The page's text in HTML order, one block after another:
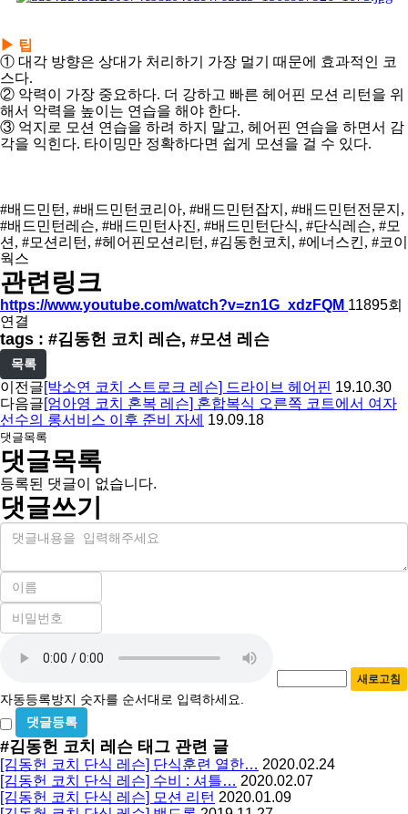
▶ 팁
① 대각 방향은 상대가 처리하기 가장 멀기 때문에 효과적인 코
스다.
② 악력이 가장 중요하다. 더 강하고 빠른 헤어핀 모션 리턴을 위
해서 악력을 높이는 연습을 해야 한다.
③ 억지로 모션 연습을 하려 하지 말고, 헤어핀 연습을 하면서 감
각을 익힌다. 타이밍만 정확하다면 쉽게 모션을 걸 수 있다.
#배드민턴, #배드민턴코리아, #배드민턴잡지, #배드민턴전문지,
#배드민턴레슨, #배드민턴사진, #배드민턴단식, #단식레슨, #모
션, #모션리턴, #헤어핀모션리턴, #김동헌코치, #에너스킨, #코이
웍스
관련링크
https://www.youtube.com/watch?v=zn1G_xdzFQM 11895회
연결
tags : #김동헌 코치 레슨, #모션 레슨
목록
이전글[박소연 코치 스트로크 레슨] 드라이브 헤어핀 19.10.30
다음글[엄아영 코치 혼복 레슨] 혼합복식 오른쪽 코트에서 여자
선수의 롱서비스 이후 준비 자세 19.09.18
댓글목록
댓글목록
등록된 댓글이 없습니다.
댓글쓰기
내
이
필
수
비
밀
수
록
방
지
새로고침
자동등록방지 숫자를 순서대로 입력하세요.
비
밀
글
사
용
#김동헌 코치 레슨 태그 관련 글
[김동헌 코치 단식 레슨] 단식훈련 열한… 2020.02.24
[김동헌 코치 단식 레슨] 수비 : 셔틀… 2020.02.07
[김동헌 코치 단식 레슨] 모션 리턴 2020.01.09